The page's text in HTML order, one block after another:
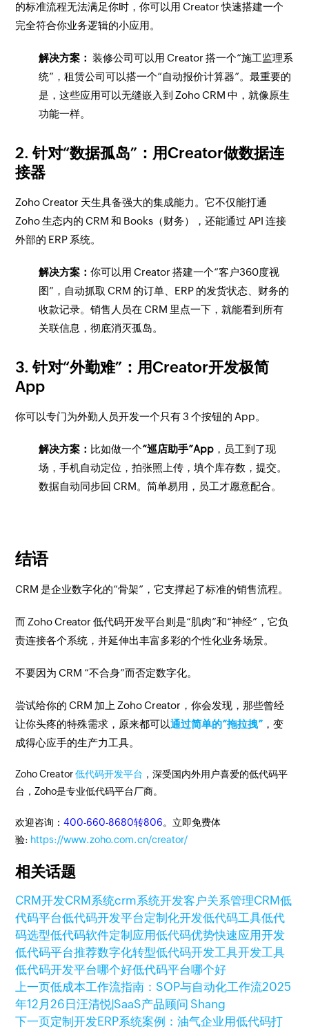
的标准流程无法满足你时，你可以用 Creator 快速搭建一个
完全符合你业务逻辑的小应用。
解决方案： 装修公司可以用 Creator 搭一个“施工监理系
统”，租赁公司可以搭一个“自动报价计算器”。最重要的
是，这些应用可以无缝嵌入到 Zoho CRM 中，就像原生
功能一样。
2. 针对“数据孤岛”：用Creator做数据连
接器
Zoho Creator 天生具备强大的集成能力。它不仅能打通
Zoho 生态内的 CRM 和 Books（财务），还能通过 API 连接
外部的 ERP 系统。
解决方案：你可以用 Creator 搭建一个“客户360度视
图”，自动抓取 CRM 的订单、ERP 的发货状态、财务的
收款记录。销售人员在 CRM 里点一下，就能看到所有
关联信息，彻底消灭孤岛。
3. 针对“外勤难”：用Creator开发极简
App
你可以专门为外勤人员开发一个只有 3 个按钮的 App。
解决方案： 比如做一个“巡店助手”App ，员工到了现
场，手机自动定位，拍张照上传，填个库存数，提交。
数据自动同步回 CRM。简单易用，员工才愿意配合。
结语
CRM 是企业数字化的“骨架”，它支撑起了标准的销售流程。
而 Zoho Creator 低代码开发平台则是“肌肉”和“神经”，它负
责连接各个系统，并延伸出丰富多彩的个性化业务场景。
不要因为 CRM “不合身”而否定数字化。
尝试给你的 CRM 加上 Zoho Creator，你会发现，那些曾经
让你头疼的特殊需求，原来都可以通过简单的“拖拉拽” ，变
成得心应手的生产力工具。
Zoho Creator低代码开发平台 ，深受国内外用户喜爱的低代码平
台，Zoho是专业低代码平台厂商。
欢迎咨询：400-660-8680转806。立即免费体
验: https://www.zoho.com.cn/creator/
相关话题
CRM开发CRM系统crm系统开发客户关系管理CRM低
代码平台低代码开发平台定制化开发低代码工具低代
码选型低代码软件定制应用低代码优势快速应用开发
低代码平台推荐数字化转型低代码开发工具开发工具
低代码开发平台哪个好低代码平台哪个好
上一页低成本工作流指南：SOP与自动化工作流2025
年12月26日汪清悦|SaaS产品顾问 Shang
下一页定制开发ERP系统案例：油气企业用低代码打